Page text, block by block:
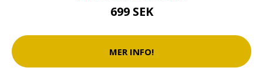
699 SEK
MER INFO!